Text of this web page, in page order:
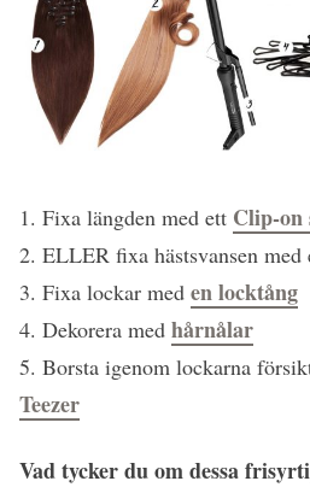
1. Fixa längden med ett Clip-on
2. ELLER fixa hästsvansen med
3. Fixa lockar med en locktång
4. Dekorera med hårnålar
5. Borsta igenom lockarna
Teezer
Vad tycker du om dessa